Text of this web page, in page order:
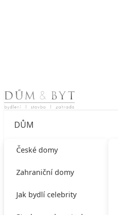
Skip to content
DŮM
České domy
Zahraniční domy
Jak bydlí celebrity